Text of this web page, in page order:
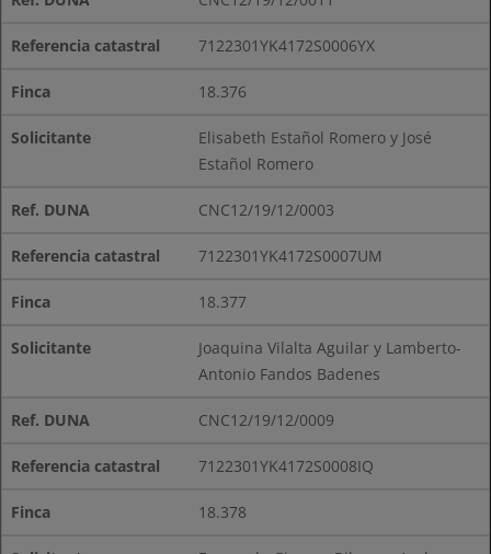
7122301YK4172S0006YX
18.376
Elisabeth Estañol Romero y José
Estañol Romero
CNC12/19/12/0003
7122301YK4172S0007UM
18.377
Joaquina Vilalta Aguilar y Lamberto-
Antonio Fandos Badenes
CNC12/19/12/0009
7122301YK4172S0008IQ
18.378